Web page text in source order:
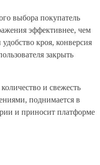
выбора покупатель
эффективнее, чем
кроя, конверсия
закрыть
и свежесть
поднимается в
и приносит платформе